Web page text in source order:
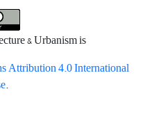
& Urbanism is
Attribution 4.0 International
.